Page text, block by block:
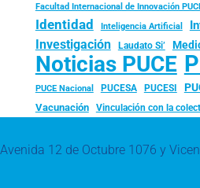
Facultad Internacional de Innovación
Identidad Inteligencia Artificial
Investigación Laudato Si’
Noticias PUCE
PUCE Nacional PUCESA PUCESI
Vacunación
Vinculación con la
Avenida 12 de Octubre 1076 y